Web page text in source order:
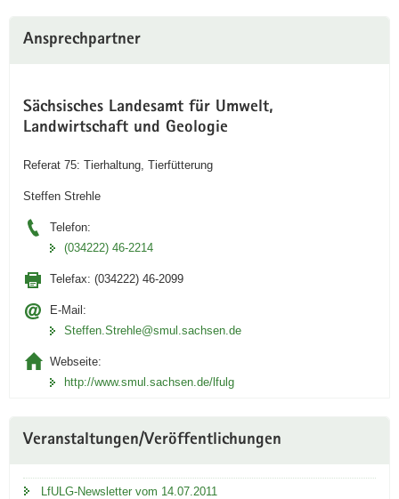
Ansprechpartner
Sächsisches Landesamt für Umwelt,
Landwirtschaft und Geologie
Referat 75: Tierhaltung, Tierfütterung
Steffen Strehle
Telefon:
(034222) 46-2214
Telefax: (034222) 46-2099
E-Mail:
Steffen.Strehle@smul.sachsen.de
Webseite:
http://www.smul.sachsen.de/lfulg
Veranstaltungen/Veröffentlichungen
LfULG-Newsletter vom 14.07.2011